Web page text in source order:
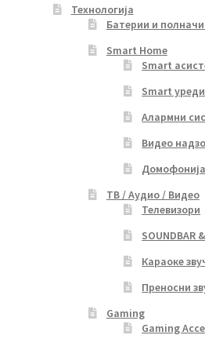
Технологија
Батерии и
Smart Home
Smart
Smart уреди
Алармни
Видео
Домофонија
ТВ / Аудио / Видео
Телевизори
SOUNDBAR
Караоке
Преносни
Gaming
Gaming